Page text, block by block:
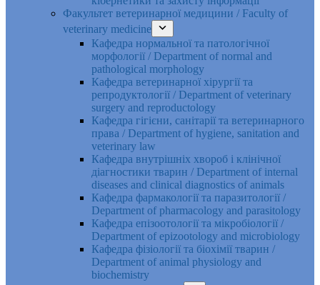
Факультет ветеринарної медицини / Faculty of
veterinary medicine
Кафедра нормальної та патологічної
морфології / Department of normal and
pathological morphology
Кафедра ветеринарної хірургії та
репродуктології / Department of veterinary
surgery and reproductology
Кафедра гігієни, санітарії та ветеринарного
права / Department of hygiene, sanitation and
veterinary law
Кафедра внутрішніх хвороб і клінічної
діагностики тварин / Department of internal
diseases and clinical diagnostics of animals
Кафедра фармакології та паразитології /
Department of pharmacology and parasitology
Кафедра епізоотології та мікробіології /
Department of epizootology and microbiology
Кафедра фізіології та біохімії тварин /
Department of animal physiology and
biochemistry